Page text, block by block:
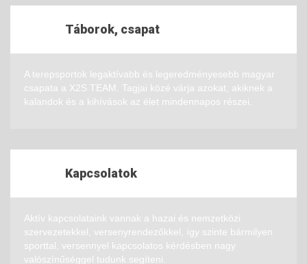
Táborok, csapat
A terepsportok legaktívabb és legeredményesebb magyar
csapata a X2S TEAM. Tagjai közé várja azokat, akiknek a
kalandok és a kihívások az élet mindennapos részei.
Kapcsolatok
Aktív kapcsolataink vannak a hazai és nemzetközi
szervezetekkel, versenyrendezőkkel, így szinte bármilyen
sporttal, versennyel kapcsolatos kérdésben nagy
valószínűséggel tudunk segíteni.